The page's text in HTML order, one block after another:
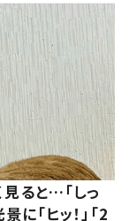
ると…「しっ
「ヒッ！」「2